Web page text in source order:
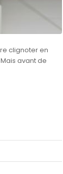
clignoter en
avant de